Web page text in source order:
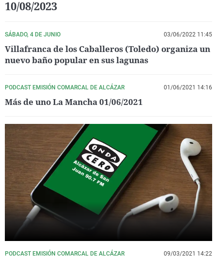
Operación Viuda
Navarra
10/08/2023
SÁBADO, 4 DE JUNIO 03/06/2022 11:45
Villafranca de los Caballeros (Toledo) organiza un
nuevo baño popular en sus lagunas
PODCAST EMISIÓN COMARCAL DE ALCÁZAR 01/06/2021 14:16
Más de uno La Mancha 01/06/2021
PODCAST EMISIÓN COMARCAL DE ALCÁZAR 09/03/2021 14:22